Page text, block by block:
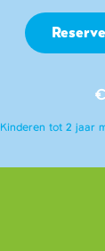
Kinderen tot 2 jaar